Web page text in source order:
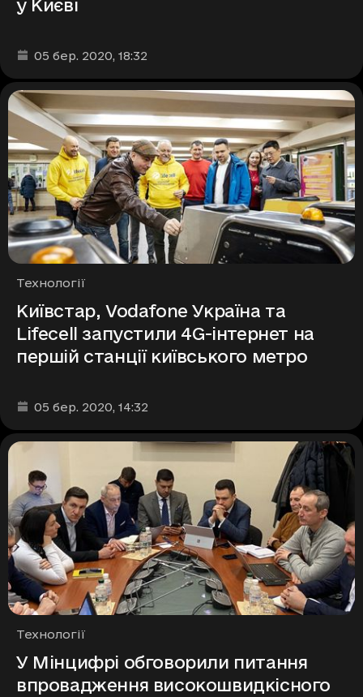
у Києві
Дата та час публікації
05 бер. 2020, 18:32
Рубрики
Технології
Київстар, Vodafone Україна та
Lifecell запустили 4G-інтернет на
першій станції київського метро
Дата та час публікації
05 бер. 2020, 14:32
Рубрики
Технології
У Мінцифрі обговорили питання
впровадження високошвидкісного